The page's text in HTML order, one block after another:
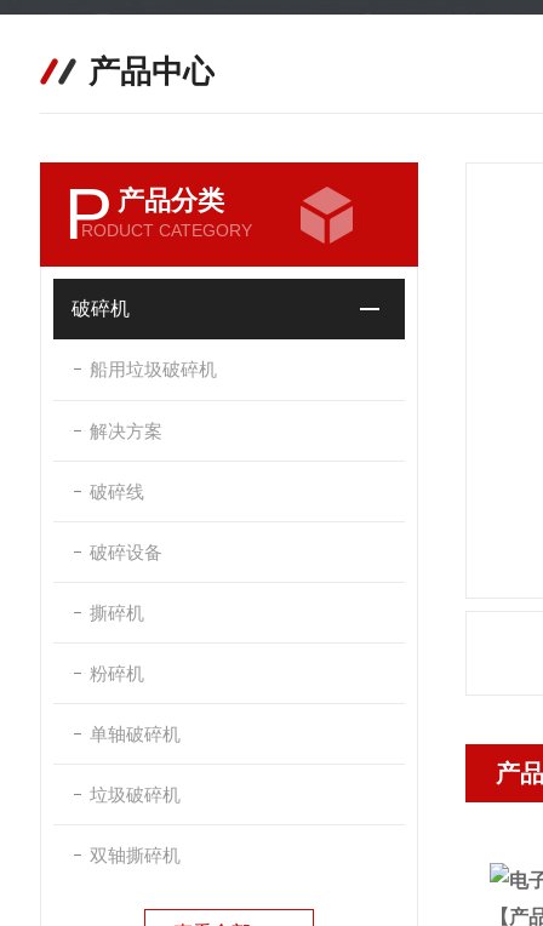
产品中心
P 产品分类
RODUCT CATEGORY
破碎机
船用垃圾破碎机
解决方案
破碎线
破碎设备
撕碎机
粉碎机
单轴破碎机
垃圾破碎机
双轴撕碎机
产
【产